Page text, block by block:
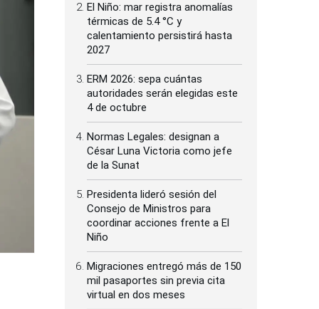
El Niño: mar registra anomalías
térmicas de 5.4 °C y
calentamiento persistirá hasta
2027
ERM 2026: sepa cuántas
autoridades serán elegidas este
4 de octubre
Normas Legales: designan a
César Luna Victoria como jefe
de la Sunat
Presidenta lideró sesión del
Consejo de Ministros para
coordinar acciones frente a El
Niño
Migraciones entregó más de 150
mil pasaportes sin previa cita
virtual en dos meses